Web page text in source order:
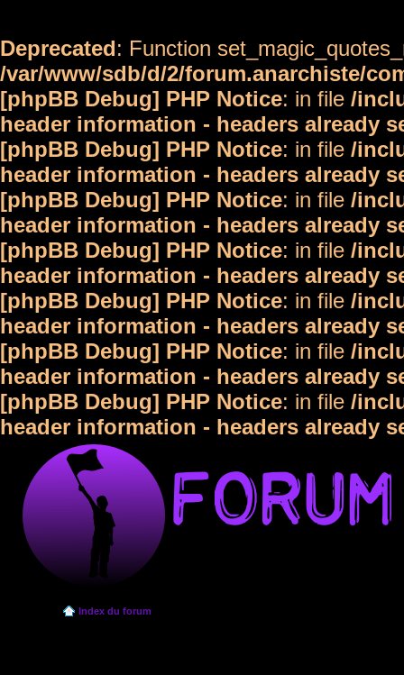
Deprecated: Function
/var/www/sdb/d/2/forum.anarchiste/
[phpBB Debug] PHP Notice: in file /
header information - headers already
[phpBB Debug] PHP Notice: in file /
header information - headers already
[phpBB Debug] PHP Notice: in file /
header information - headers already
[phpBB Debug] PHP Notice: in file /
header information - headers already
[phpBB Debug] PHP Notice: in file /
header information - headers already
[phpBB Debug] PHP Notice: in file /
header information - headers already
[phpBB Debug] PHP Notice: in file /
header information - headers already
Index du forum